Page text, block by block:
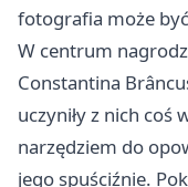
fotografia może
W centrum
Constantina
uczyniły z nich coś
narzędziem do
jego spuściźnie.